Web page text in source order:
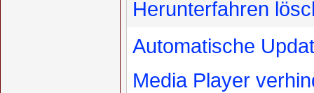
Herunterfahren
Automatische
Media Player